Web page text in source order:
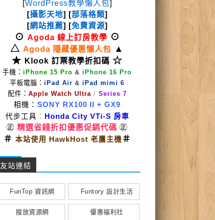
[WordPress教學懶人包]
[攝影天地] [部落格類]
[網站推薦] [免費資源]
⊙ Agoda 線上訂房教學 ⊙
△ Agoda 隱藏優惠懶人包
▲
★ Klook 訂票教學折扣碼 ☆
手機： iPhone 15 Pro & iPhone 16 Pro
平板電腦： iPad Air & iPad mimi 6
配件： Apple Watch Ultra / Series 7
相機： SONY RX100 II
+ GX9
代步工具 ： Honda City VTi-S 房車
㊣ 精選省錢折扣優惠促銷代碼 ㊣
＃ 本站使用 HawkHost 老鷹主機＃
友站連結
FunTop 資訊網 Funtory 設計生活
搜放資源網 優惠福利社